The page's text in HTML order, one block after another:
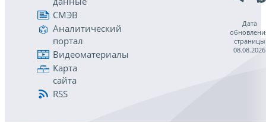
СМЭВ
Аналитический
портал
Видеоматериалы
Карта
сайта
RSS
Дата
страницы
08.08.2026